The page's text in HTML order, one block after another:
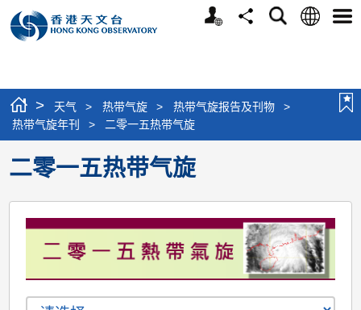
个
分
搜
语
选
> 天气 > 热带气旋 > 热带气旋报告及刊物
>
热带气旋年刊
> 二零一五热带气旋
二零一五热带气旋